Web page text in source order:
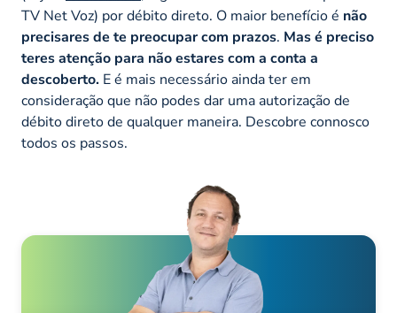
TV Net Voz) por débito direto. O maior benefício é não
precisares de te preocupar com prazos. Mas é preciso
teres atenção para não estares com a conta a
descoberto. E é mais necessário ainda ter em
consideração que não podes dar uma autorização de
débito direto de qualquer maneira. Descobre connosco
todos os passos.